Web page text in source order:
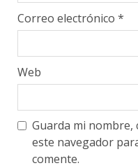
Correo electrónico *
Web
Guarda mi nombre,
este navegador
comente.